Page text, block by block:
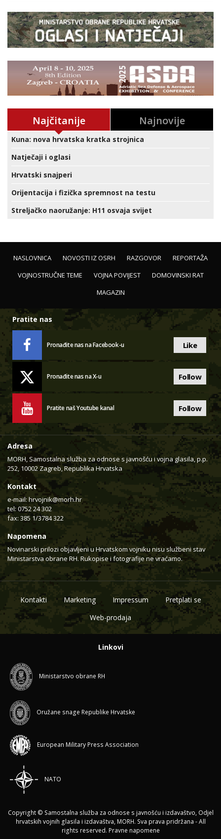
Najčitanije Najnovije
Kuna: nova hrvatska kratka strojnica
Natječaji i oglasi
Hrvatski snajperi
Orijentacija i fizička spremnost na testu
Streljačko naoružanje: H11 osvaja svijet
NASLOVNICA NOVOSTI IZ OSRH RAZGOVOR
REPORTAŽA
VOJNOSTRUČNE TEME
VOJNA POVIJEST
DOMOVINSKI RAT
MAGAZIN
Pratite nas
Pronađite nas na Facebook-u Like
Pronađite nas na X-u Follow
Pratite naš Youtube kanal Follow
Adresa
MORH, Samostalna služba za odnose s javnošću i vojna glasila, p.p.
252, 10002 Zagreb, Republika Hrvatska
Kontakt
e-mail: hrvojnik@morh.hr
tel: 0752 24 302
fax: 385 1/3784 322
Napomena
Novinarski prilozi objavljeni u Hrvatskom vojniku nisu službeni stav
Ministarstva obrane RH. Rukopise i fotografije ne vraćamo.
Kontakti Marketing Impressum
Pretplati se
Web-prodaja
Linkovi
Ministarstvo obrane RH
Oružane snage Republike Hrvatske
European Military Press Association
NATO
Copyright © Samostalna služba za odnose s javnošću i izdavaštvo, Odjel
hrvatskih vojnih glasila i izdavaštva, MORH. Sva prava pridržana - All
rights reserved. Pravne napomene